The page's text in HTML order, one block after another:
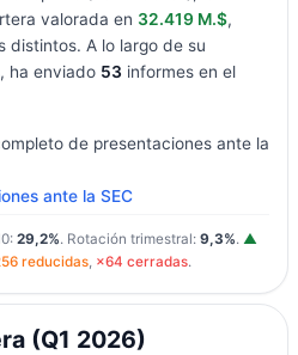
valorada en 32.419 M.$,
distintos. A lo largo de su
ha enviado 53 informes en el
de presentaciones ante la
ante la SEC
29,2%. Rotación trimestral: 9,3%. ▲
reducidas, ×64 cerradas.
(Q1 2026)